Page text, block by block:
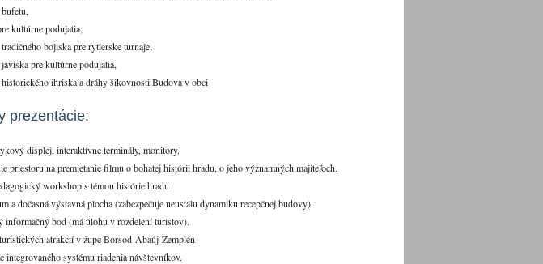
kultúrne podujatia,
bojiska pre rytierske turnaje,
pre kultúrne podujatia,
ihriska a dráhy šikovnosti Budova v obci
prezentácie:
displej, interaktívne terminály, monitory.
priestoru na premietanie filmu o bohatej histórii hradu, o jeho významných majiteľoch.
workshop s témou histórie hradu
a dočasná výstavná plocha (zabezpečuje neustálu dynamiku recepčnej budovy).
informačný bod (má úlohu v rozdelení turistov).
atrakcií v župe Borsod-Abaúj-Zemplén
integrovaného systému riadenia návštevníkov.